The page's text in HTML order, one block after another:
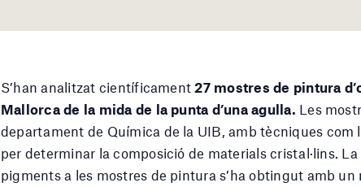
S’han analitzat científicament27 mostres de pintura
Mallorca de la mida de la punta d’una agulla. Les
departament de Química de la UIB, amb tècniques
per determinar la composició de materials cristal·lins.
pigments a les mostres de pintura s’ha obtingut amb